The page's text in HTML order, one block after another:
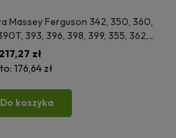
Massey Ferguson 342, 350, 360,
393, 396, 398, 399, 355, 362,
365, 352
217,27 zł
176,64 zł
Do koszyka